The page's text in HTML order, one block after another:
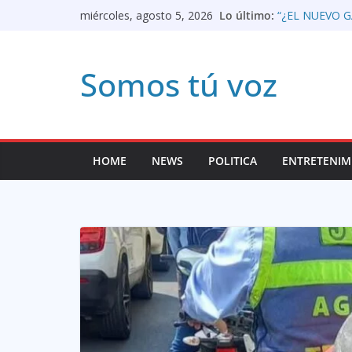
miércoles, agosto 5, 2026 Lo último: “¿EL NUEVO
Apertura del
prensa
«Vamos a
Lorenzo,
Así queda
LIBRE EL
EL CASO
Somos tú voz
HOME NEWS POLITICA